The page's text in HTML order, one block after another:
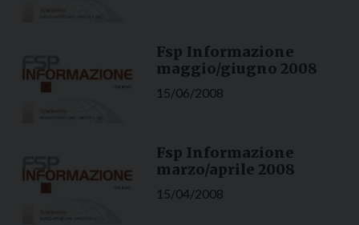
Fsp Informazione
maggio/giugno 2008
15/06/2008
Fsp Informazione
marzo/aprile 2008
15/04/2008